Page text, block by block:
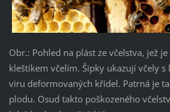
Obr.: Pohled na plást ze včelstva, jež
kleštíkem včelím. Šipky ukazují včely
viru deformovaných křídel. Patrná je
plodu. Osud takto poškozeného